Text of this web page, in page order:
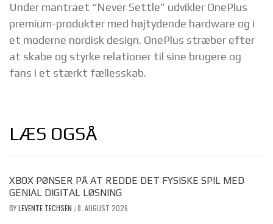
Under mantraet “Never Settle” udvikler OnePlus
premium-produkter med højtydende hardware og i
et moderne nordisk design. OnePlus stræber efter
at skabe og styrke relationer til sine brugere og
fans i et stærkt fællesskab.
LÆS OGSÅ
XBOX PØNSER PÅ AT REDDE DET FYSISKE SPIL MED
GENIAL DIGITAL LØSNING
BYLEVENTE TECHSEN /8. AUGUST 2026